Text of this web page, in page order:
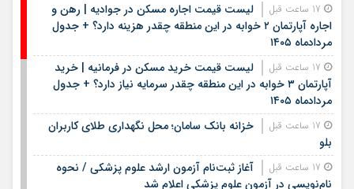
لیست قیمت اجاره مسکن در جوادیه | رهن و
اجاره آپارتمان ۲ خوابه در این منطقه چقدر هزینه دارد؟ + جدول
مردادماه ۱۴۰۵
لیست قیمت خرید مسکن در فرمانیه | خرید
آپارتمان ۳ خوابه در این منطقه چقدر سرمایه نیاز دارد؟ + جدول
مردادماه ۱۴۰۵
خزانه بانک سامان؛ محل نگهداری طلای کاربران
بلو
آغاز ثبت‌نام آزمون ارشد علوم پزشکی / نحوه
نام‌نویسی در آزمون علوم پزشکی اعلام شد